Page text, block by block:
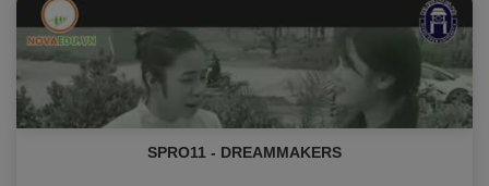
SPRO11 - DREAMMAKERS